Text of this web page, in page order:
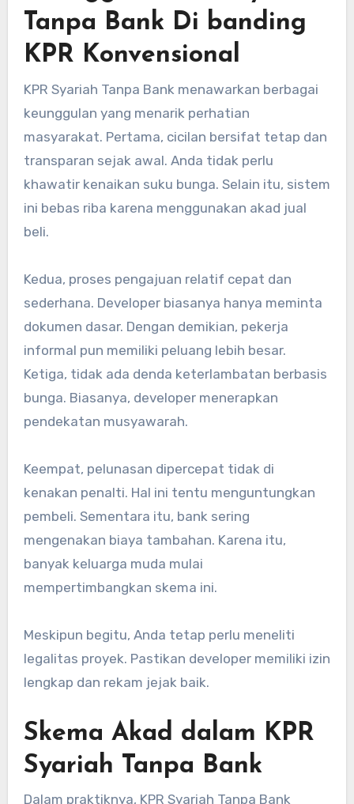
Tanpa Bank Di banding
KPR Konvensional
KPR Syariah Tanpa Bank menawarkan berbagai
keunggulan yang menarik perhatian
masyarakat. Pertama, cicilan bersifat tetap dan
transparan sejak awal. Anda tidak perlu
khawatir kenaikan suku bunga. Selain itu, sistem
ini bebas riba karena menggunakan akad jual
beli.
Kedua, proses pengajuan relatif cepat dan
sederhana. Developer biasanya hanya meminta
dokumen dasar. Dengan demikian, pekerja
informal pun memiliki peluang lebih besar.
Ketiga, tidak ada denda keterlambatan berbasis
bunga. Biasanya, developer menerapkan
pendekatan musyawarah.
Keempat, pelunasan dipercepat tidak di
kenakan penalti. Hal ini tentu menguntungkan
pembeli. Sementara itu, bank sering
mengenakan biaya tambahan. Karena itu,
banyak keluarga muda mulai
mempertimbangkan skema ini.
Meskipun begitu, Anda tetap perlu meneliti
legalitas proyek. Pastikan developer memiliki izin
lengkap dan rekam jejak baik.
Skema Akad dalam KPR
Syariah Tanpa Bank
Dalam praktiknya, KPR Syariah Tanpa Bank